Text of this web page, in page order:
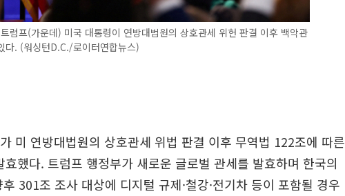
럼프(가운데) 미국 대통령이 연방대법원의 상호관세 위헌 판결 이후 백악관
다. (워싱턴D.C./로이터연합뉴스)
미 연방대법원의 상호관세 위법 판결 이후 무역법 122조에 따른
했다. 트럼프 행정부가 새로운 글로벌 관세를 발효하며 한국의
301조 조사 대상에 디지털 규제·철강·전기차 등이 포함될 경우